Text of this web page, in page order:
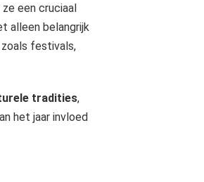
een cruciaal
alleen belangrijk
zoals festivals,
tradities,
het jaar invloed